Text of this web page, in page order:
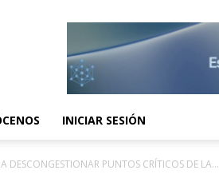
INICIAR SESIÓN
DESCONGESTIONAR PUNTOS CRÍTICOS DE LA...